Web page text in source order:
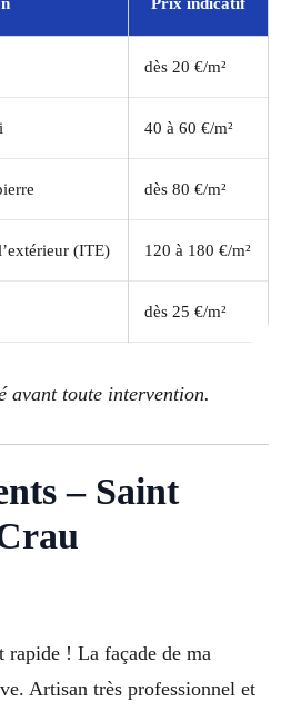
Prix indicatif
dès 20 €/m²
40 à 60 €/m²
dès 80 €/m²
(ITE) 120 à 180 €/m²
dès 25 €/m²
avant toute intervention.
– Saint
rapide ! La façade de ma
Artisan très professionnel et